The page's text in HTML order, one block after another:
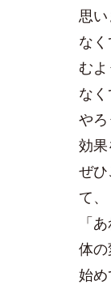
思
な
む
な
や
効果
ぜ
て
「
体
始め